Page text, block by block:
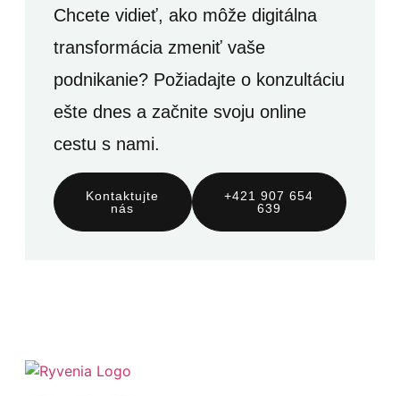
Chcete vidieť, ako môže digitálna
transformácia zmeniť vaše
podnikanie? Požiadajte o konzultáciu
ešte dnes a začnite svoju online
cestu s nami.
Kontaktujte
nás
+421 907 654
639